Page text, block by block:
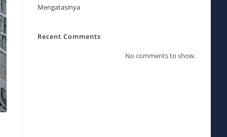
Mengatasinya
Recent Comments
No comments to show.